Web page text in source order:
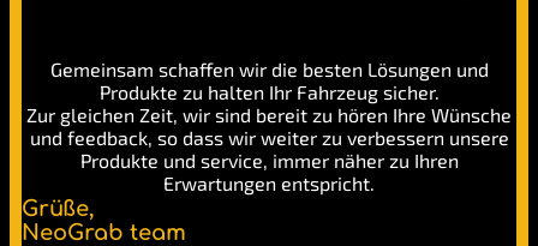
Gemeinsam schaffen wir die besten Lösungen und
Produkte zu halten Ihr Fahrzeug sicher.
Zur gleichen Zeit, wir sind bereit zu hören Ihre Wünsche
und feedback, so dass wir weiter zu verbessern unsere
Produkte und service, immer näher zu Ihren
Erwartungen entspricht.
Grüße,
NeoGrab team